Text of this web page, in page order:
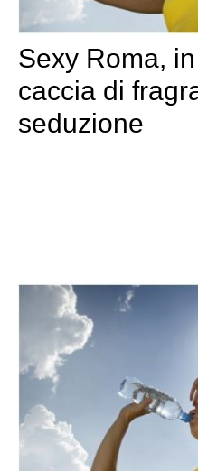
Sexy Roma,
caccia di
seduzione